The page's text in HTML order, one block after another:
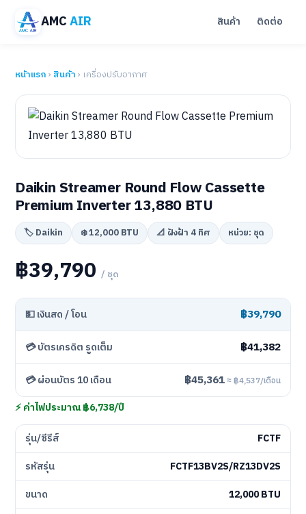
AMCAIR สินค้า ติดต่อ
หน้าแรก› สินค้า› เครื่องปรับอากาศ
Daikin Streamer Round Flow Cassette
Premium Inverter 13,880 BTU
🏷️ Daikin ❄️ 12,000 BTU 📐 ฝังฝ้า 4 ทิศ หน่วย: ชุด
฿39,790 / ชุด
💵 เงินสด / โอน ฿39,790
💳 บัตรเครดิต รูดเต็ม ฿41,382
💳 ผ่อนบัตร 10 เดือน ฿45,361≈ ฿4,537/เดือน
⚡ ค่าไฟประมาณ ฿6,738/ปี
รุ่น/ซีรีส์
FCTF
รหัสรุ่น
FCTF13BV2S/RZ13DV2S
ขนาด
12,000 BTU